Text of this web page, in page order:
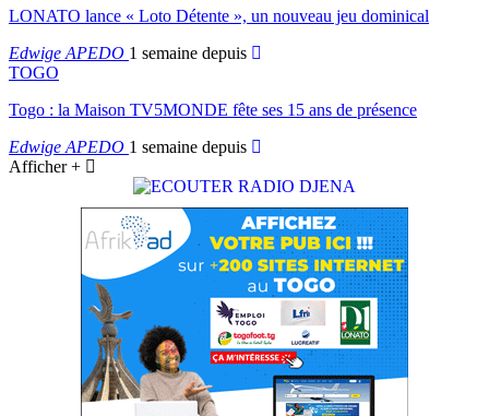
LONATO lance « Loto Détente », un nouveau jeu dominical
Edwige APEDO 1 semaine depuis
TOGO
Togo : la Maison TV5MONDE fête ses 15 ans de présence
Edwige APEDO 1 semaine depuis
Afficher +